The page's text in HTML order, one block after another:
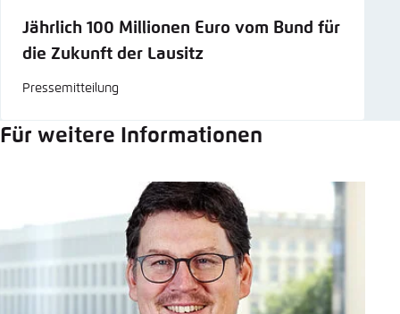
Jährlich 100 Millionen Euro vom Bund für
die Zukunft der Lausitz
Pressemitteilung
Für weitere Informationen